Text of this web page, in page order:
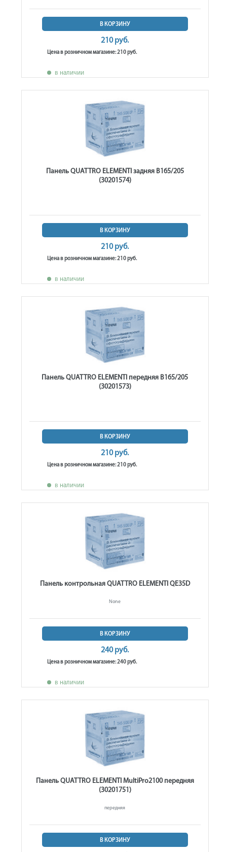
В КОРЗИНУ
210 руб.
Цена в розничном магазине: 210 руб.
в наличии
Панель QUATTRO ELEMENTI задняя B165/205
(30201574)
В КОРЗИНУ
210 руб.
Цена в розничном магазине: 210 руб.
в наличии
Панель QUATTRO ELEMENTI передняя B165/205
(30201573)
В КОРЗИНУ
210 руб.
Цена в розничном магазине: 210 руб.
в наличии
Панель контрольная QUATTRO ELEMENTI QE35D
None
В КОРЗИНУ
240 руб.
Цена в розничном магазине: 240 руб.
в наличии
Панель QUATTRO ELEMENTI MultiPro2100 передняя
(30201751)
передняя
В КОРЗИНУ